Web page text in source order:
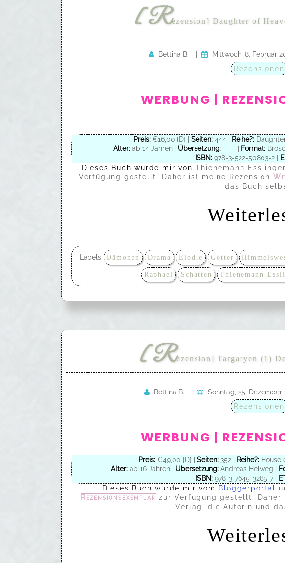
[Rezension] Daughter of
Bettina B. Mittwoch, 8. Februar
Rezensionen
WERBUNG |
Preis: €16,00 [D] | Seiten: 444 | Reihe?:
Alter:ab 14 Jahren | Übersetzung:—— | Format:
ISBN:978-3-522-50803-2 |
Dieses Buch wurde mir von Thienemann Esslinger
Verfügung gestellt. Daher ist meine Rezension
das Buch
Labels: Dämonen Drama Elodie Götter
Raphael Schatten Thienemann-
[Rezension] Targaryen (1)
Bettina B. Sonntag, 25. Dezember
Rezensionen
WERBUNG |
Preis:€49,00 [D] | Seiten:352 | Reihe?:House
Alter:ab 16 Jahren | Übersetzung:Andreas Helweg |
ISBN: 978-3-7645-3285-7 |
Dieses Buch wurde mir vom
Bloggerportal
Rezensionsexemplar zur Verfügung gestellt. Daher
Verlag, die Autorin und